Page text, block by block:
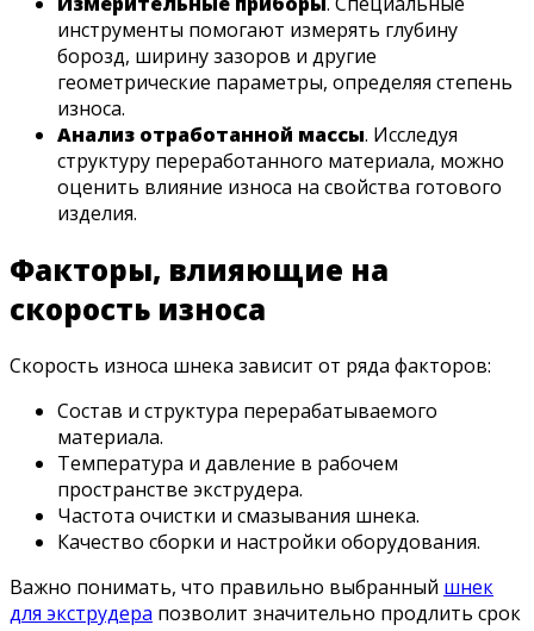
инструменты помогают измерять глубину
борозд, ширину зазоров и другие
геометрические параметры, определяя степень
износа.
Анализ отработанной массы. Исследуя
структуру переработанного материала, можно
оценить влияние износа на свойства готового
изделия.
Факторы, влияющие на
скорость износа
Скорость износа шнека зависит от ряда факторов:
Состав и структура перерабатываемого
материала.
Температура и давление в рабочем
пространстве экструдера.
Частота очистки и смазывания шнека.
Качество сборки и настройки оборудования.
Важно понимать, что правильно выбранный шнек
для экструдера позволит значительно продлить срок